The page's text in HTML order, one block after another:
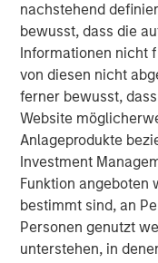
nachstehend
bewusst, dass die
Informationen nicht
von diesen nicht
ferner bewusst,
Website
Anlageprodukte
Investment
Funktion angeboten
bestimmt sind, an
Personen genutzt
unterstehen, in
“We are pleased to
student housing
Mississippi offering
points,” said Will
Morgan Stanley Real
supply-demand
notable financial
expect to continue
experience strong
The acquisition of
community located